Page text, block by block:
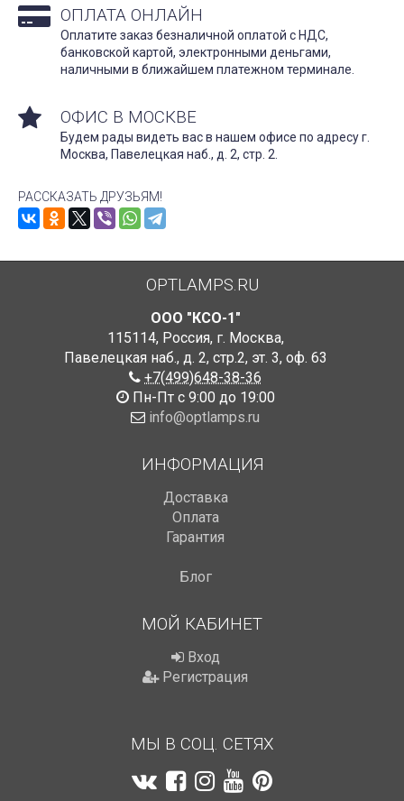
ОПЛАТА ОНЛАЙН
Оплатите заказ безналичной оплатой с НДС,
банковской картой, электронными деньгами,
наличными в ближайшем платежном терминале.
ОФИС В МОСКВЕ
Будем рады видеть вас в нашем офисе по адресу г.
Москва, Павелецкая наб., д. 2, стр. 2.
РАССКАЗАТЬ ДРУЗЬЯМ!
OPTLAMPS.RU
ООО "КСО-1"
115114, Россия, г. Москва,
Павелецкая наб., д. 2, стр.2, эт. 3, оф. 63
+7(499)648-38-36
Пн-Пт с 9:00 до 19:00
info@optlamps.ru
ИНФОРМАЦИЯ
Доставка
Оплата
Гарантия
Блог
МОЙ КАБИНЕТ
Вход
Регистрация
МЫ В СОЦ. СЕТЯХ